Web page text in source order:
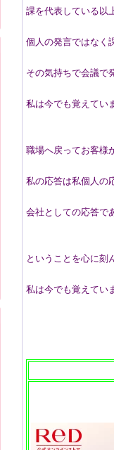
課を代表している以
個人の発言ではなく
その気持ちで会議で
私は今でも覚えてい
職場へ戻ってお客様
私の応答は私個人の
会社としての応答で
ということを心に刻
私は今でも覚えてい